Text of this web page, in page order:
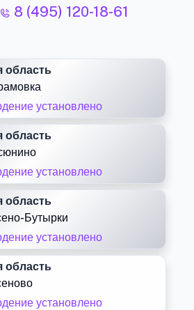
8 (495) 120-18-61
область
установлено
область
установлено
область
Бутырки
установлено
область
установлено